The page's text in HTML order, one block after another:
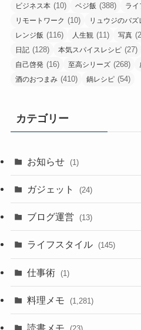
ビジネス本 (10) ベジ飯 (388) ライ
リモートワーク (10) リュウジのバズ
レンジ飯 (116) 人生観 (11) 写真
日記 (128) 本気スパイスレシピ (27)
自己啓発 (16) 至高シリーズ (268)
酒のおつまみ (410) 鍋レシピ (54)
カテゴリー
お知らせ (1)
ガジェット (24)
ブログ運営 (13)
ライフスタイル (145)
仕事術 (1)
料理メモ (1,281)
読書メモ